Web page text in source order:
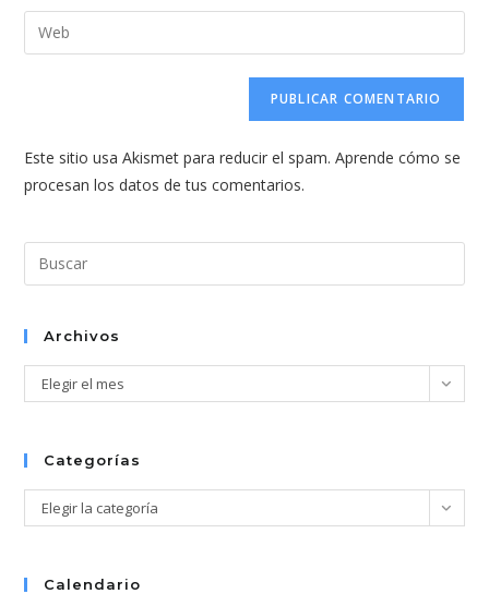
de
usuario
dirección
de
comentar
Introduce
la
web
(opcional)
Este sitio usa Akismet para reducir el spam.Aprende cómo se
procesan los datos de tus comentarios.
el
Archivos
Archivos
Elegir el mes
Categorías
Categorías
Elegir la categoría
Calendario